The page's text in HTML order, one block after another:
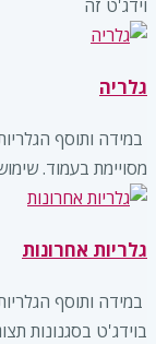
וידג'ט זה
גלריה
במידה ותוסף
מסויימת בעמוד.
גלריות אחרונות
במידה ותוסף
בוידג'ט בסגנונות